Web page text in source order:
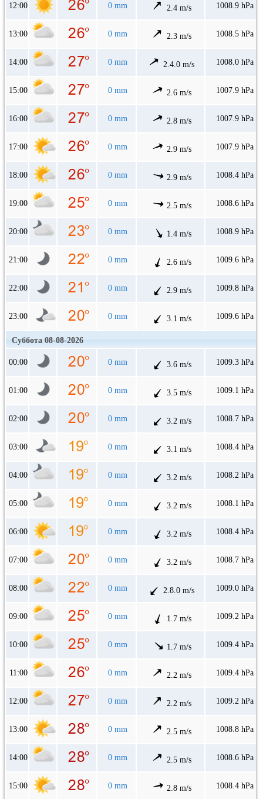
12:00 0 mm 2.4 m/s 1008.9 hPa
13:00 0 mm 2.3 m/s 1008.5 hPa
14:00 0 mm 2.4.0 m/s 1008.0 hPa
15:00 0 mm 2.6 m/s 1007.9 hPa
16:00 0 mm 2.8 m/s 1007.9 hPa
17:00 0 mm 2.9 m/s 1007.9 hPa
18:00 0 mm 2.9 m/s 1008.4 hPa
19:00 0 mm 2.5 m/s 1008.6 hPa
20:00 0 mm 1.4 m/s 1008.9 hPa
21:00 0 mm 2.6 m/s 1009.6 hPa
22:00 0 mm 2.9 m/s 1009.8 hPa
23:00 0 mm 3.1 m/s 1009.6 hPa
Суббота 08-08-2026
00:00 0 mm 3.6 m/s 1009.3 hPa
01:00 0 mm 3.5 m/s 1009.1 hPa
02:00 0 mm 3.2 m/s 1008.7 hPa
03:00 0 mm 3.1 m/s 1008.4 hPa
04:00 0 mm 3.2 m/s 1008.2 hPa
05:00 0 mm 3.2 m/s 1008.1 hPa
06:00 0 mm 3.2 m/s 1008.4 hPa
07:00 0 mm 3.2 m/s 1008.7 hPa
08:00 0 mm 2.8.0 m/s 1009.0 hPa
09:00 0 mm 1.7 m/s 1009.2 hPa
10:00 0 mm 1.7 m/s 1009.4 hPa
11:00 0 mm 2.2 m/s 1009.4 hPa
12:00 0 mm 2.2 m/s 1009.2 hPa
13:00 0 mm 2.5 m/s 1008.8 hPa
14:00 0 mm 2.5 m/s 1008.6 hPa
15:00 0 mm 2.8 m/s 1008.4 hPa